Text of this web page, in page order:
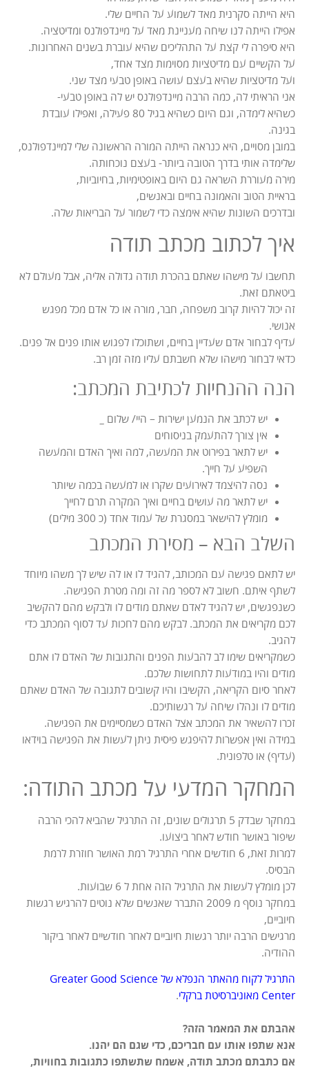
היא הייתה סקרנית מאד לשמוע על החיים שלי.
אפילו הייתה לנו שיחה מעניינת מאד על מיינדפולנס ומדיטציה.
היא סיפרה לי קצת על התהליכים שהיא עוברת בשנים האחרונות.
על הקשיים עם מדיטציות מסוימות מצד אחד,
ועל מדיטציות שהיא בעצם עושה באופן טבעי מצד שני.
אני הראיתי לה, כמה הרבה מיינדפולנס יש לה באופן טבעי-
כשהיא לימדה, וגם היום כשהיא בגיל 80 פעילה, ואפילו עובדת
בגינה.
במובן מסויים, היא כנראה הייתה המורה הראשונה שלי למיינדפולנס,
שלימדה אותי בדרך הטובה ביותר- בעצם נוכחותה.
מירה מעוררת השראה גם היום באופטימיות, בחיוביות,
בראיית הטוב והאמונה בחיים ובאנשים,
ובדרכים השונות שהיא אימצה כדי לשמור על הבריאות שלה.
איך לכתוב מכתב תודה
תחשבו על מישהו שאתם בהכרת תודה גדולה אליה, אבל מעולם לא
ביטאתם זאת.
זה יכול להיות קרוב משפחה, חבר, מורה או כל אדם מכל מפגש
אנושי.
עדיף לבחור אדם שעדיין בחיים, ושתוכלו לפגוש אותו פנים אל פנים.
כדאי לבחור מישהו שלא חשבתם עליו מזה זמן רב.
הנה ההנחיות לכתיבת המכתב:
יש לכתב את הנמען ישירות – היי/ שלום
אין צורך להתעמק בניסוחים
יש לתאר בפירוט את המעשה, למה ואיך האדם והמעשה
השפיע על חייך.
נסה להיצמד לאירועים שקרו או למעשה בכמה שיותר
יש לתאר מה עושים בחיים ואיך המקרה תרם לחייך
מומלץ להישאר במסגרת של עמוד אחד (כ 300 מילים)
השלב הבא – מסירת המכתב
יש לתאם פגישה עם המכותב, להגיד לו או לה שיש לך משהו מיוחד
לשתף איתם. חשוב לא לספר מה זה ומה מטרת הפגישה.
כשנפגשים, יש להגיד לאדם שאתם מודים לו ולבקש מהם להקשיב
לכם מקריאים את המכתב. לבקש מהם לחכות עד לסוף המכתב כדי
להגיב.
כשמקריאים שימו לב להבעות הפנים והתגובות של האדם לו אתם
מודים והיו במודעות לתחושות שלכם.
לאחר סיום הקריאה, הקשיבו והיו קשובים לתגובה של האדם שאתם
מודים לו ונהלו שיחה על רגשותיכם.
זכרו להשאיר את המכתב אצל האדם כשמסיימים את הפגישה.
במידה ואין אפשרות להיפגש פיסית ניתן לעשות את הפגישה בוידאו
(עדיף) או טלפונית.
המחקר המדעי על מכתב התודה:
במחקר שבדק 5 תרגולים שונים, זה התרגיל שהביא להכי הרבה
שיפור באושר חודש לאחר ביצועו.
למרות זאת, 6 חודשים אחרי התרגיל רמת האושר חוזרת לרמת
הבסיס.
לכן מומלץ לעשות את התרגיל הזה אחת ל 6 שבועות.
במחקר נוסף מ 2009 התברר שאנשים שלא נוטים להרגיש רגשות
חיוביים,
מרגישים הרבה יותר רגשות חיוביים לאחר חודשיים לאחר ביקור
ההודיה.
התרגיל לקוח מהאתר הנפלא של Greater Good Science
Center מאוניברסיטת ברקלי
.
אהבתם את המאמר הזה?
אנא שתפו אותו עם חבריכם, כדי שגם הם יהנו.
אם כתבתם מכתב תודה, אשמח שתשתפו כתגובות בחוויות,